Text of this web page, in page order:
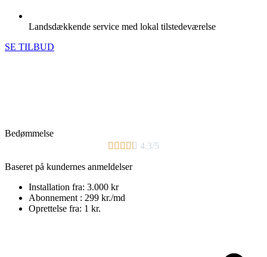
Landsdækkende service med lokal tilstedeværelse
SE TILBUD
Bedømmelse
     4.3/5
Baseret på kundernes anmeldelser
Installation fra: 3.000 kr
Abonnement : 299 kr./md
Oprettelse fra: 1 kr.